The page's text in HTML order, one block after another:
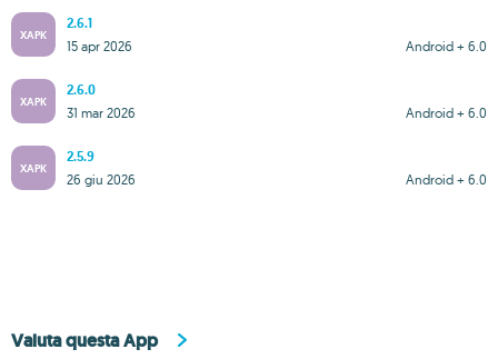
XAPK
2.6.1
Android + 6.0
15 apr 2026
XAPK
2.6.0
Android + 6.0
31 mar 2026
XAPK
2.5.9
Android + 6.0
26 giu 2026
Valuta questa App